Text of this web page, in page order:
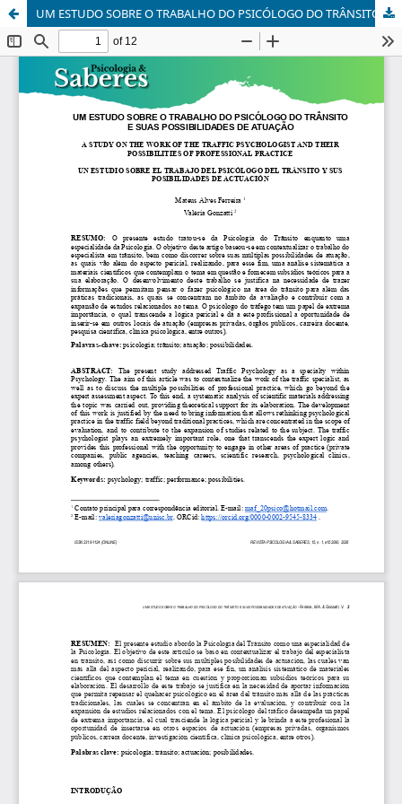
UM ESTUDO SOBRE O TRABALHO DO PSICÓLOGO DO TRÂNSITO E SUAS POSSIBILIDADES DE ATUAÇÃO